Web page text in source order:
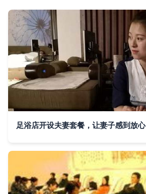
足浴店开设夫妻套餐，让妻子感到放心